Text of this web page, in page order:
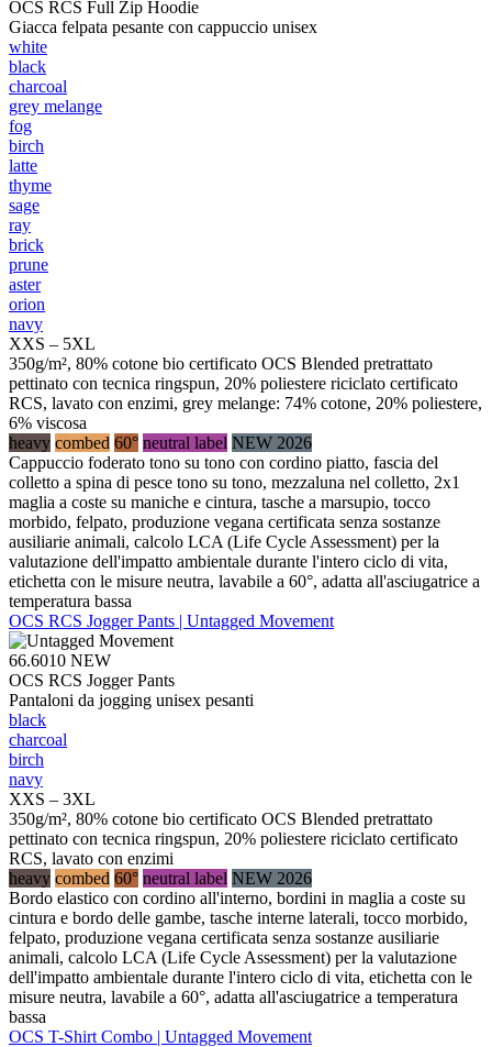
OCS RCS Full Zip Hoodie
Giacca felpata pesante con cappuccio unisex
white
black
charcoal
grey melange
fog
birch
latte
thyme
sage
ray
brick
prune
aster
orion
navy
XXS – 5XL
350g/m², 80% cotone bio certificato OCS Blended pretrattato
pettinato con tecnica ringspun, 20% poliestere riciclato certificato
RCS, lavato con enzimi, grey melange: 74% cotone, 20% poliestere,
6% viscosa
heavy combed 60° neutral label NEW 2026
Cappuccio foderato tono su tono con cordino piatto, fascia del
colletto a spina di pesce tono su tono, mezzaluna nel colletto, 2x1
maglia a coste su maniche e cintura, tasche a marsupio, tocco
morbido, felpato, produzione vegana certificata senza sostanze
ausiliarie animali, calcolo LCA (Life Cycle Assessment) per la
valutazione dell'impatto ambientale durante l'intero ciclo di vita,
etichetta con le misure neutra, lavabile a 60°, adatta all'asciugatrice a
temperatura bassa
OCS RCS Jogger Pants | Untagged Movement
66.6010 NEW
OCS RCS Jogger Pants
Pantaloni da jogging unisex pesanti
black
charcoal
birch
navy
XXS – 3XL
350g/m², 80% cotone bio certificato OCS Blended pretrattato
pettinato con tecnica ringspun, 20% poliestere riciclato certificato
RCS, lavato con enzimi
heavy combed 60° neutral label NEW 2026
Bordo elastico con cordino all'interno, bordini in maglia a coste su
cintura e bordo delle gambe, tasche interne laterali, tocco morbido,
felpato, produzione vegana certificata senza sostanze ausiliarie
animali, calcolo LCA (Life Cycle Assessment) per la valutazione
dell'impatto ambientale durante l'intero ciclo di vita, etichetta con le
misure neutra, lavabile a 60°, adatta all'asciugatrice a temperatura
bassa
OCS T-Shirt Combo | Untagged Movement